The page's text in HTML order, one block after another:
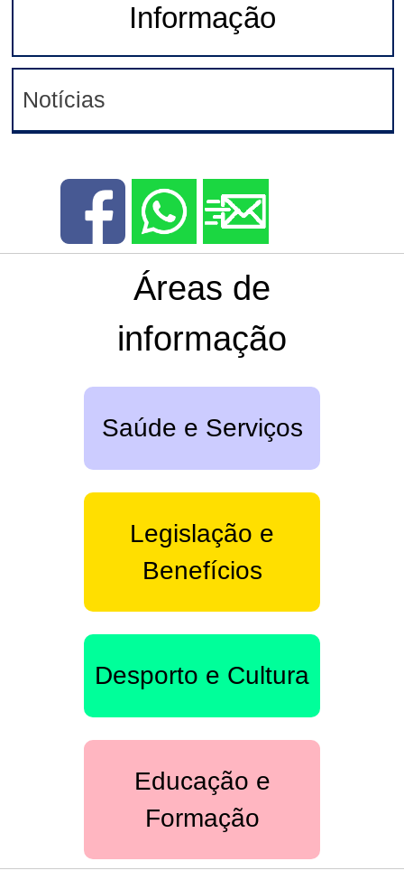
Informação
Notícias
Áreas de
informação
Saúde e Serviços
Legislação e
Benefícios
Desporto e Cultura
Educação e
Formação